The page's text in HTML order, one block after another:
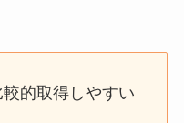
的取得しやすい